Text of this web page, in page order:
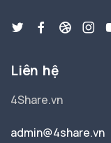
Liên hệ
4Share.vn
admin@4share.vn